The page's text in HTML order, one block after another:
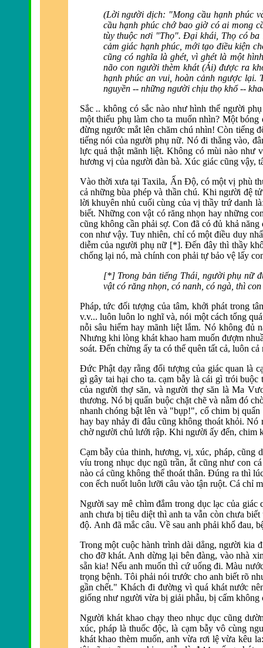
(Lời người dịch: "Mong cầu hạnh phúc
cầu hạnh phúc chớ bao giờ có ai mong
tùy thuộc nơi "Thọ". Ðại khái, Thọ có
cảm giác hạnh phúc, mới tạo điều kiện
cũng có nghĩa là ghét, vì ghét là một
não con người thèm khát (Ái) được ra
hạnh phúc an vui, hoàn cảnh ngược lại.
nguyền -- những người chịu thọ khổ --
Sắc .. không có sắc nào như hình thể người
một thiếu phụ làm cho ta muốn nhìn? Một bóng
đừng ngước mắt lên chăm chú nhìn! Còn tiếng
tiếng nói của người phụ nữ. Nó đi thẳng vào,
lực quả thật mãnh liệt. Không có mùi nào như
hương vị của người đàn bà. Xúc giác cũng vậy,
Vào thời xưa tại Taxila, Ấn Ðộ, có một vị phù
cả những bùa phép và thần chú. Khi người đệ
lời khuyên nhủ cuối cùng của vị thầy trứ danh
biết. Những con vật có răng nhọn hay những
cũng không cần phải sợ.Con đã có đủ khả năng
con như vậy. Tuy nhiên, chỉ có một điều duy
diễm của người phụ nữ [*]. Ðến đây thì thầy
chống lại nó, mà chính con phải tự bảo vệ lấy
[*] Trong bản tiếng Thái, người phụ nữ
vật có răng nhọn, có nanh, có ngà, thì con
Pháp, tức đối tượng của tâm, khởi phát trong
v.v... luôn luôn lo nghĩ và, nói một cách tổng
nỗi sâu hiểm hay mãnh liệt lắm. Nó không đủ
Nhưng khi lòng khát khao ham muốn đượm
soát. Ðến chừng ấy ta có thể quên tất cả, luôn
Ðức Phật dạy rằng đối tượng của giác quan là
gì gây tai hại cho ta. cạm bẫy là cái gì trói
của người thợ săn, và người thợ săn là Ma
thương. Nó bị quấn buộc chặt chẽ và nằm đó
nhanh chóng bật lên và "bụp!", cổ chim bị
hay bay nhảy đi đâu cũng không thoát khỏi. Nó
chờ người chủ lưới rập. Khi người ấy đến, chim
Cạm bẫy của thinh, hương, vị, xúc, pháp, cũng
víu trong nhục dục ngũ trần, ắt cũng như con
nào cá cũng không thể thoát thân. Ðúng ra thì
con ếch nuốt luôn lưỡi câu vào tận ruột. Cá chỉ
Người say mê chìm đắm trong dục lạc của
anh chưa bị tiêu diệt thì anh ta vẫn còn chưa
độ. Anh đã mắc câu. Về sau anh phải khổ đau,
Trong một cuộc hành trình dài dẳng, người kia
cho đỡ khát. Anh dừng lại bên đàng, vào nhà
sẵn kia! Nếu anh muốn thì cứ uống đi. Màu
trọng bệnh. Tôi phải nói trước cho anh biết rõ
gần chết."Khách đi đường vìquá khát nước
giống như người vừa bị giải phẫu, bị cấm không
Người khát khao chạy theo nhục dục cũng
xúc, pháp là thuốc độc, là cạm bẫy vô cùng
khát khao thèm muốn, anh vừa rơi lệ vừa kêu